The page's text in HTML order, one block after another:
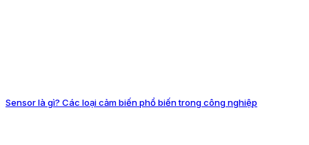
Sensor là gì? Các loại cảm biến phổ biến trong công nghiệp